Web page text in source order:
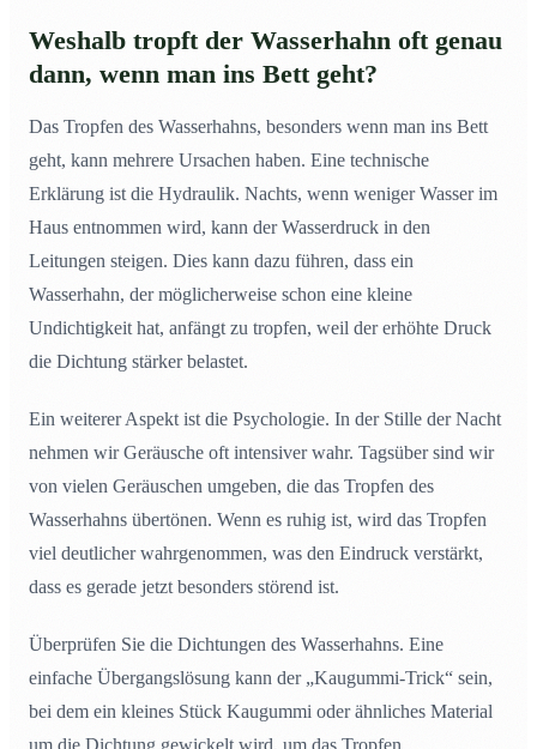
Weshalb tropft der Wasserhahn oft genau
dann, wenn man ins Bett geht?
Das Tropfen des Wasserhahns, besonders wenn man ins Bett
geht, kann mehrere Ursachen haben. Eine technische
Erklärung ist die Hydraulik. Nachts, wenn weniger Wasser im
Haus entnommen wird, kann der Wasserdruck in den
Leitungen steigen. Dies kann dazu führen, dass ein
Wasserhahn, der möglicherweise schon eine kleine
Undichtigkeit hat, anfängt zu tropfen, weil der erhöhte Druck
die Dichtung stärker belastet.
Ein weiterer Aspekt ist die Psychologie. In der Stille der Nacht
nehmen wir Geräusche oft intensiver wahr. Tagsüber sind wir
von vielen Geräuschen umgeben, die das Tropfen des
Wasserhahns übertönen. Wenn es ruhig ist, wird das Tropfen
viel deutlicher wahrgenommen, was den Eindruck verstärkt,
dass es gerade jetzt besonders störend ist.
Überprüfen Sie die Dichtungen des Wasserhahns. Eine
einfache Übergangslösung kann der „Kaugummi-Trick“ sein,
bei dem ein kleines Stück Kaugummi oder ähnliches Material